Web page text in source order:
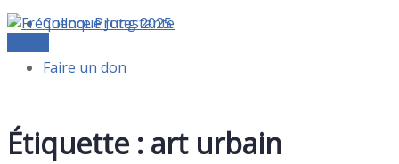
Colloque Jung 2025
Faire un don
Étiquette : art urbain